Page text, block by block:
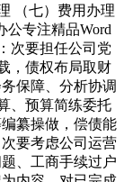
（七）费用办理
公专注精品Word
次要担任公司党
，债权布局取财
保障、分析协调
、预算简练委托
纂操做，偿债能
要考虑公司运营
、工商手续过户